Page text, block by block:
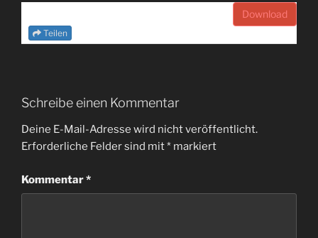
Download
Teilen
Schreibe einen Kommentar
Deine E-Mail-Adresse wird nicht veröffentlicht.
Erforderliche Felder sind mit* markiert
Kommentar*